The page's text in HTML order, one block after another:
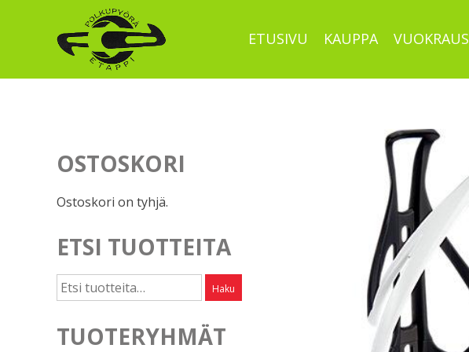
ETUSIVU KAUPPA VUOKRAUS
OSTOSKORI
Ostoskori on tyhjä.
ETSI TUOTTEITA
Etsi: Haku
TUOTERYHMÄT